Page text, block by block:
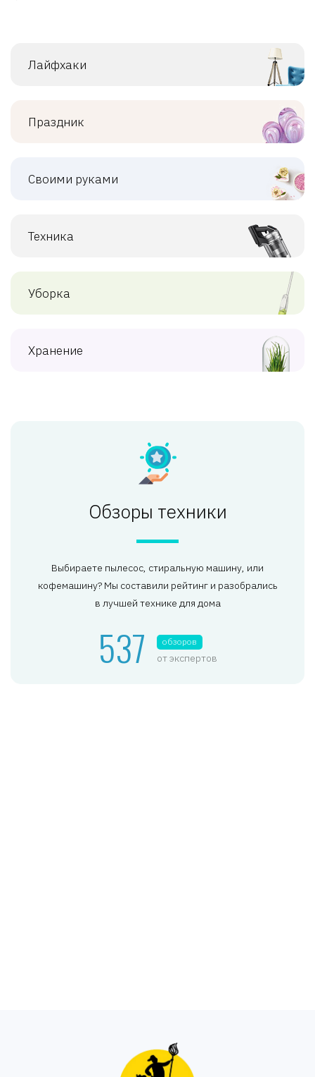
Лайфхаки
Праздник
Своими руками
Техника
Уборка
Хранение
Обзоры техники
Выбираете пылесос, стиральную машину, или
кофемашину? Мы составили рейтинг и разобрались
в лучшей технике для дома
537 обзоров
от экспертов